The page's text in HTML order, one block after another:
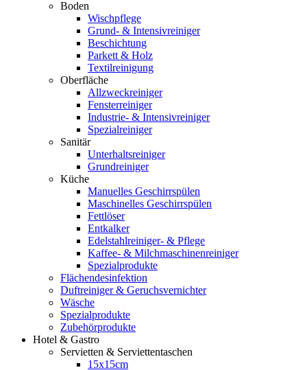
Boden
Wischpflege
Grund- & Intensivreiniger
Beschichtung
Parkett & Holz
Textilreinigung
Oberfläche
Allzweckreiniger
Fensterreiniger
Industrie- & Intensivreiniger
Spezialreiniger
Sanitär
Unterhaltsreiniger
Grundreiniger
Küche
Manuelles Geschirrspülen
Maschinelles Geschirrspülen
Fettlöser
Entkalker
Edelstahlreiniger- & Pflege
Kaffee- & Milchmaschinenreiniger
Spezialprodukte
Flächendesinfektion
Duftreiniger & Geruchsvernichter
Wäsche
Spezialprodukte
Zubehörprodukte
Hotel & Gastro
Servietten & Serviettentaschen
15x15cm